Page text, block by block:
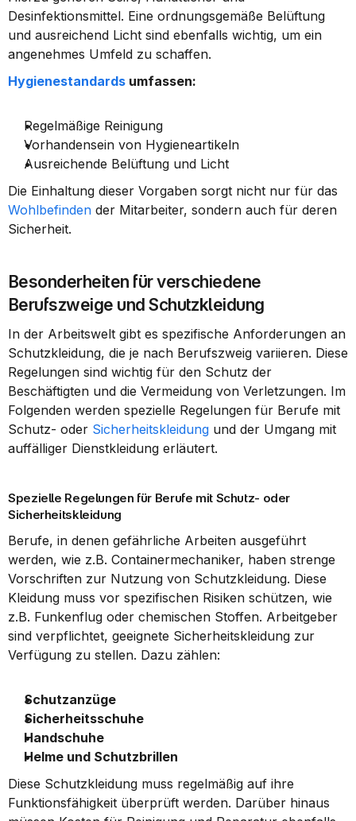
Desinfektionsmittel. Eine ordnungsgemäße Belüftung
und ausreichend Licht sind ebenfalls wichtig, um ein
angenehmes Umfeld zu schaffen.
Hygienestandards umfassen:
Regelmäßige Reinigung
Vorhandensein von Hygieneartikeln
Ausreichende Belüftung und Licht
Wohlbefinden der Mitarbeiter, sondern auch für deren
Sicherheit.
Besonderheiten für verschiedene
Berufszweige und Schutzkleidung
In der Arbeitswelt gibt es spezifische Anforderungen an
Schutzkleidung, die je nach Berufszweig variieren. Diese
Regelungen sind wichtig für den Schutz der
Beschäftigten und die Vermeidung von Verletzungen. Im
Folgenden werden spezielle Regelungen für Berufe mit
Schutz- oder Sicherheitskleidung und der Umgang mit
auffälliger Dienstkleidung erläutert.
Spezielle Regelungen für Berufe mit Schutz- oder
Sicherheitskleidung
Berufe, in denen gefährliche Arbeiten ausgeführt
werden, wie z.B. Containermechaniker, haben strenge
Vorschriften zur Nutzung von Schutzkleidung. Diese
Kleidung muss vor spezifischen Risiken schützen, wie
z.B. Funkenflug oder chemischen Stoffen. Arbeitgeber
sind verpflichtet, geeignete Sicherheitskleidung zur
Verfügung zu stellen. Dazu zählen:
Schutzanzüge
Sicherheitsschuhe
Handschuhe
Helme und Schutzbrillen
Diese Schutzkleidung muss regelmäßig auf ihre
Funktionsfähigkeit überprüft werden. Darüber hinaus